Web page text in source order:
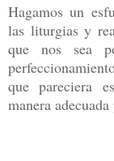
Hagamos un
las liturgias y
que nos sea
que pareciera
manera